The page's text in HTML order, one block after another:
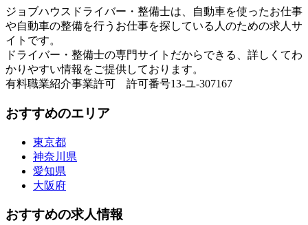
ジョブハウスドライバー・整備士は、自動車を使ったお仕事
や自動車の整備を行うお仕事を探している人のための求人サ
イトです。
ドライバー・整備士の専門サイトだからできる、詳しくてわ
かりやすい情報をご提供しております。
有料職業紹介事業許可 許可番号13-ユ-307167
おすすめのエリア
東京都
神奈川県
愛知県
大阪府
おすすめの求人情報